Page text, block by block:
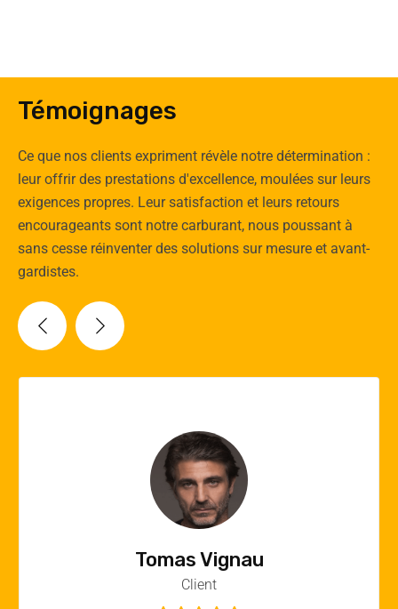
Témoignages
Ce que nos clients expriment révèle notre détermination :
leur offrir des prestations d'excellence, moulées sur leurs
exigences propres. Leur satisfaction et leurs retours
encourageants sont notre carburant, nous poussant à
sans cesse réinventer des solutions sur mesure et avant-
gardistes.
Vincent Quere
Client